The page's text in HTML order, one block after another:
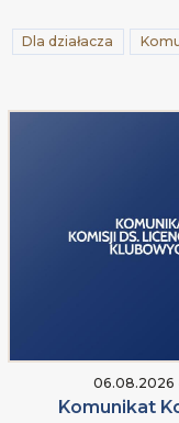
Dla działacza
06.08.2026
Komunikat